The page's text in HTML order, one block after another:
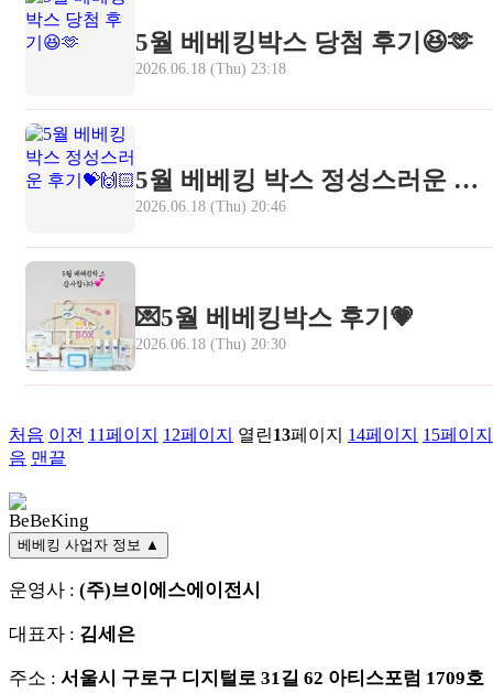
원)
✅후기 작성 가이드
5월 베베킹박스 당첨 후기😆🫶
2026.06.18 (Thu) 23:18
5월 베베킹 박스 정성스러운 후기💝🙌🏻
2026.06.18 (Thu) 20:46
💌5월 베베킹박스 후기💗
2026.06.18 (Thu) 20:30
처음 이전 11페이지 12페이지 열린13페이지 14페이지 15페이지
음 맨끝
베베킹 사업자 정보 ▲
운영사 : (주)브이에스에이전시
대표자 : 김세은
주소 : 서울시 구로구 디지털로 31길 62 아티스포럼 1709호